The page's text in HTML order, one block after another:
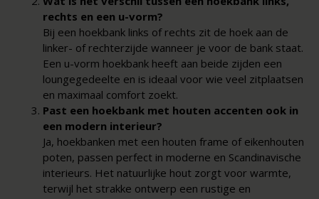
rechts en een u-vorm?
Bij een hoekbank links of rechts zit de hoek aan de
linker- of rechterzijde wanneer je voor de bank staat.
Een u-vorm hoekbank heeft aan beide zijden een
loungegedeelte en is ideaal voor wie veel zitplaatsen
en maximaal comfort zoekt.
Past een hoekbank met houten accenten ook in
een modern interieur?
Ja, hoekbanken met een houten frame of eikenhouten
poten, passen perfect in moderne en Scandinavische
interieurs. Het natuurlijke hout zorgt voor warmte,
terwijl het strakke ontwerp een rustige en